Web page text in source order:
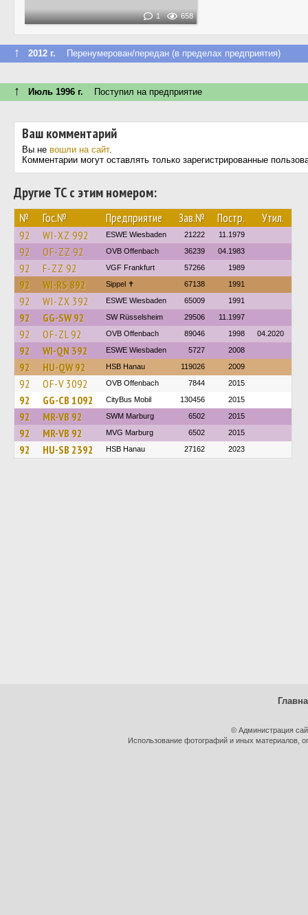
1 658
↑ 2012 г. Перенумерован/передан (в пределах предприятия)
↑ Июль 1996 г. Поступил на предприятие
Ваш комментарий
Вы не вошли на сайт.
Комментарии могут оставлять только зарегистрированные
Другие ТС с этим номером:
№ Гос.№ Предприятие Зав.№ Постр. Утил.
92 WI-XZ 992 ESWE Wiesbaden 21222 11.1979
92 OF-ZZ 92 OVB Offenbach 36239 04.1983
92 F-ZZ 92 VGF Frankfurt 57266 1989
92 WI-RS 892 Sippel ✝︎ 67138 1991
92 WI-ZX 392 ESWE Wiesbaden 65009 1991
92 GG-SW 92 SW Rüsselsheim 29506 11.1997
92 OF-ZL 92 OVB Offenbach 89046 1998 04.2020
92 WI-QN 392 ESWE Wiesbaden 5727 2008
92 HU-QW 92 HSB Hanau 119026 2009
92 OF-V 3092 OVB Offenbach 7844 2015
92 GG-CB 1092 CityBus Mobil 130456 2015
92 MR-VB 92 SWM Marburg 6502 2015
92 MR-VB 92 MVG Marburg 6502 2015
92 HU-SB 2392 HSB Hanau 27162 2023
© Администрация
Использование фотографий и иных материалов,